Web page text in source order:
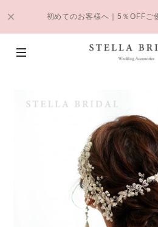
初めてのお客様へ｜5％OFFご